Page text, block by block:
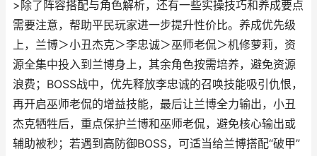
>除了阵容搭配与角色解析，还有一些实操技巧和养成要点
需要注意，帮助平民玩家进一步提升性价比。养成优先级
上，兰博＞小丑杰克＞李忠诚＞巫师老侃＞机修萝莉，资
源全集中投入到兰博身上，其余角色按需培养，避免资源
浪费；BOSS战中，优先释放李忠诚的召唤技能吸引仇恨，
再开启巫师老侃的增益技能，最后让兰博全力输出，小丑
杰克牺牲后，重点保护兰博和巫师老侃，避免核心输出或
辅助被秒；若遇到高防御BOSS，可适当给兰博搭配“破甲”